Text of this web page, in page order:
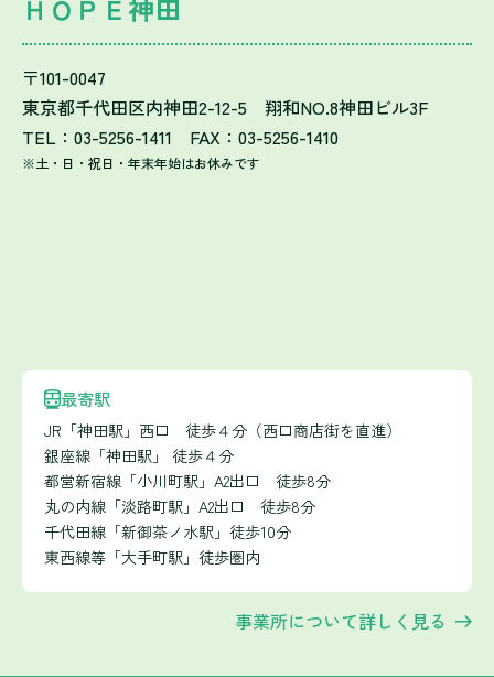
ＨＯＰＥ神田
〒101-0047
東京都千代田区内神田2-12-5 翔和NO.8神田ビル3F
TEL：03-5256-1411 FAX：03-5256-1410
※土・日・祝日・年末年始はお休みです
最寄駅
JR「神田駅」西口 徒歩４分（西口商店街を直進）
銀座線「神田駅」 徒歩４分
都営新宿線「小川町駅」A2出口 徒歩8分
丸の内線「淡路町駅」A2出口 徒歩8分
千代田線「新御茶ノ水駅」徒歩10分
東西線等「大手町駅」徒歩圏内
事業所について詳しく見る